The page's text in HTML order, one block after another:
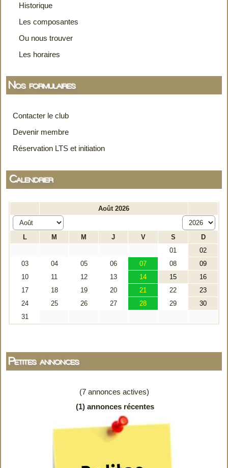
Historique
Les composantes
Ou nous trouver
Les horaires
Nos formulaires
Contacter le club
Devenir membre
Réservation LTS et initiation
Calendrier
Petites annonces
(7 annonces actives)
(1) annonces récentes